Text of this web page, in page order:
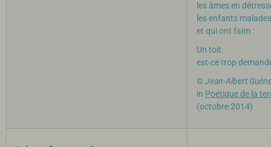
les âmes en
les enfants malades
et qui ont faim :
Un toit
est-ce trop
©Jean-Albert
in Poétique de la
(octobre 2014)